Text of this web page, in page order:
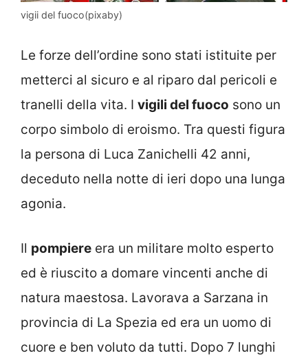
vigii del fuoco(pixaby)
Le forze dell’ordine sono stati istituite per
metterci al sicuro e al riparo dal pericoli e
tranelli della vita. I vigili del fuoco sono un
corpo simbolo di eroismo. Tra questi figura
la persona di Luca Zanichelli 42 anni,
deceduto nella notte di ieri dopo una lunga
agonia.
Il pompiere era un militare molto esperto
ed è riuscito a domare vincenti anche di
natura maestosa. Lavorava a Sarzana in
provincia di La Spezia ed era un uomo di
cuore e ben voluto da tutti. Dopo 7 lunghi